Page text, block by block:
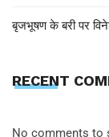
बृजभूषण के बरी पर
RECENT
No comments to